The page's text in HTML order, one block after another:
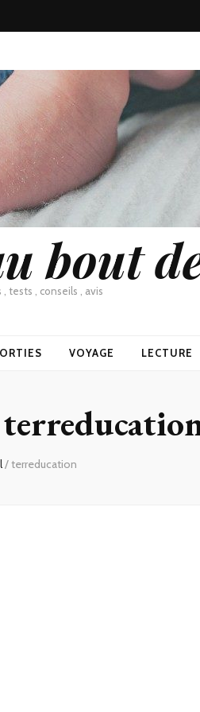
bout
tests , conseils , avis
VOYAGE LECTURE
/terreducation